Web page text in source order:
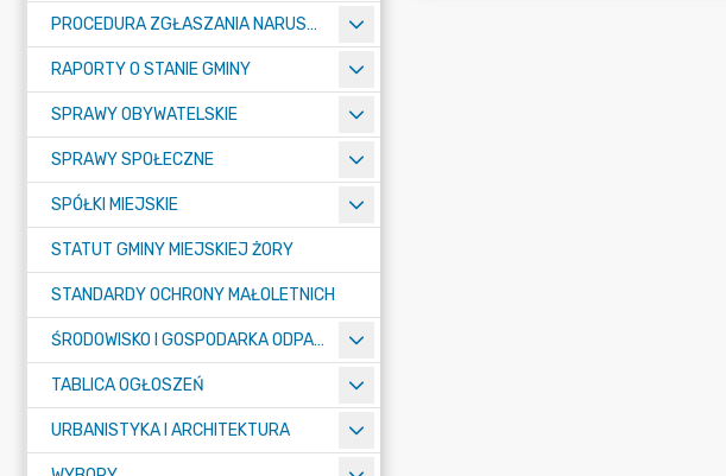
PROCEDURA ZGŁASZANIA NARUSZEŃ PRAWA
RAPORTY O STANIE GMINY
SPRAWY OBYWATELSKIE
SPRAWY SPOŁECZNE
SPÓŁKI MIEJSKIE
STATUT GMINY MIEJSKIEJ ŻORY
STANDARDY OCHRONY MAŁOLETNICH
ŚRODOWISKO I GOSPODARKA ODPADAMI
TABLICA OGŁOSZEŃ
URBANISTYKA I ARCHITEKTURA